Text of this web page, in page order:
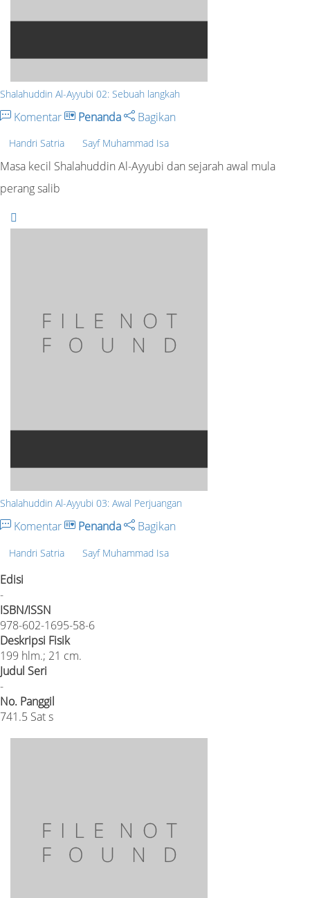
Shalahuddin Al-Ayyubi 02: Sebuah langkah
Komentar Penanda Bagikan
Handri Satria Sayf Muhammad Isa
Masa kecil Shalahuddin Al-Ayyubi dan sejarah awal mula
perang salib
Shalahuddin Al-Ayyubi 03: Awal Perjuangan
Komentar Penanda Bagikan
Handri Satria Sayf Muhammad Isa
Edisi
-
ISBN/ISSN
978-602-1695-58-6
Deskripsi Fisik
199 hlm.; 21 cm.
Judul Seri
-
No. Panggil
741.5 Sat s